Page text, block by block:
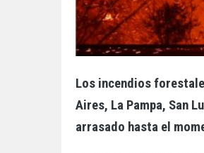
Los incendios
Aires, La Pampa, San
arrasado hasta el